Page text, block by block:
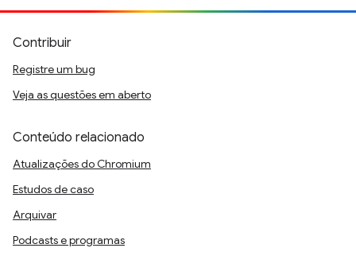
Contribuir
Registre um bug
Veja as questões em aberto
Conteúdo relacionado
Atualizações do Chromium
Estudos de caso
Arquivar
Podcasts e programas